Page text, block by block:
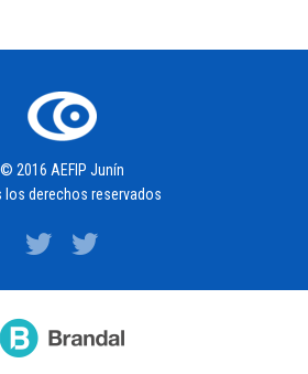
© 2016 AEFIP Junín
los derechos reservados